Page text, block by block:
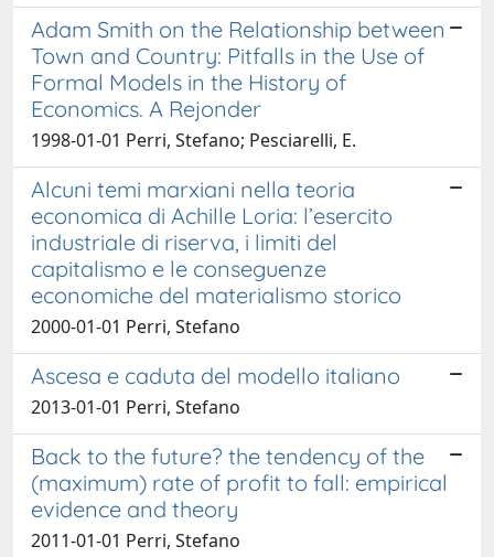
Adam Smith on the Relationship between
Town and Country: Pitfalls in the Use of
Formal Models in the History of
Economics. A Rejonder
1998-01-01 Perri, Stefano; Pesciarelli, E.
Alcuni temi marxiani nella teoria
economica di Achille Loria: l’esercito
industriale di riserva, i limiti del
capitalismo e le conseguenze
economiche del materialismo storico
2000-01-01 Perri, Stefano
Ascesa e caduta del modello italiano
2013-01-01 Perri, Stefano
Back to the future? the tendency of the
(maximum) rate of profit to fall: empirical
evidence and theory
2011-01-01 Perri, Stefano